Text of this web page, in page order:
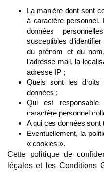
La manière dont sont
à caractère personnel.
données
susceptibles
du prénom et du
l’adresse mail, la
adresse IP ;
Quels sont les droits
données ;
Qui est
caractère personnel
A qui ces données sont
Eventuellement, la
« cookies ».
Cette politique de
légales et les Conditions